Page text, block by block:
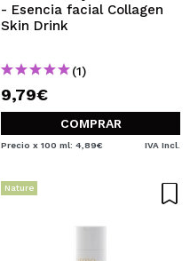
- Esencia facial Collagen
Skin Drink
(1)
9,79€
COMPRAR
Precio x 100 ml: 4,89€ IVA Incl.
Nature